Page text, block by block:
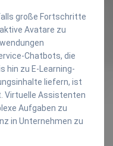
große Fortschritte
Avatare zu
Chatbots, die
hin zu E-Learning-
liefern, ist
Virtuelle Assistenten
Aufgaben zu
in Unternehmen zu